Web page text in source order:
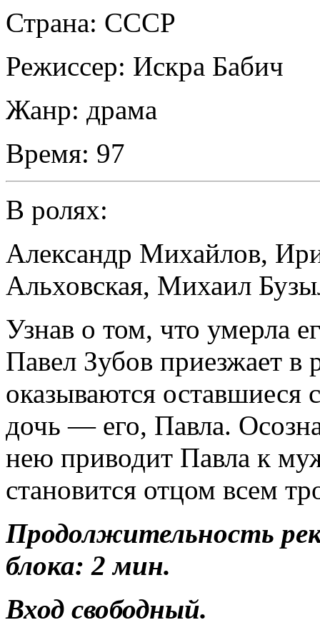
Страна: СССР
Режиссер: Искра Бабич
Жанр: драма
Время: 97
В ролях:
Александр Михайлов,
Альховская, Михаил
Узнав о том, что умерла
Павел Зубов приезжает в
оказываются оставшиеся
дочь — его, Павла.
нею приводит Павла к
становится отцом всем
Продолжительность
блока: 2 мин.
Вход свободный.